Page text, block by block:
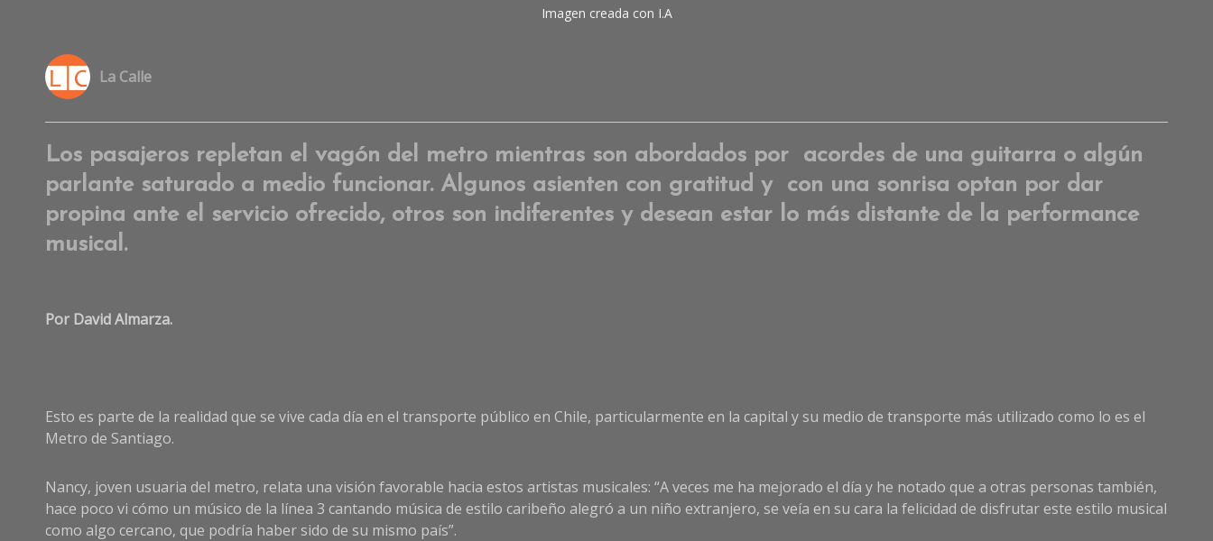
Imagen creada con I.A
La Calle
Los pasajeros repletan el vagón del metro mientras son abordados por acordes de una guitarra o algún
parlante saturado a medio funcionar. Algunos asienten con gratitud y con una sonrisa optan por dar
propina ante el servicio ofrecido, otros son indiferentes y desean estar lo más distante de la performance
musical.
Por David Almarza.
Esto es parte de la realidad que se vive cada día en el transporte público en Chile, particularmente en la capital y su medio de transporte más utilizado como lo es el
Metro de Santiago.
Nancy, joven usuaria del metro, relata una visión favorable hacia estos artistas musicales: “A veces me ha mejorado el día y he notado que a otras personas también,
hace poco vi cómo un músico de la línea 3 cantando música de estilo caribeño alegró a un niño extranjero, se veía en su cara la felicidad de disfrutar este estilo musical
como algo cercano, que podría haber sido de su mismo país”.